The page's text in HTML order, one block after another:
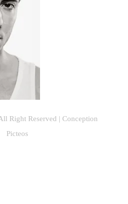
Right Reserved | Conception
Picteos